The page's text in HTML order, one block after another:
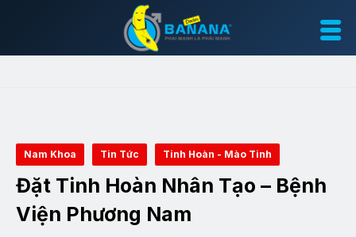
Nam Khoa Tin Tức Tinh Hoàn - Mào Tinh
Đặt Tinh Hoàn Nhân Tạo – Bệnh
Viện Phương Nam